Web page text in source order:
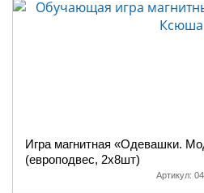
Игра магнитная «Одевашки.
(европодвес, 2х8шт)
Артикул: